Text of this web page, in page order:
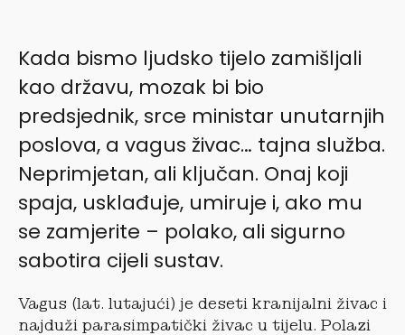
Kada bismo ljudsko tijelo zamišljali
kao državu, mozak bi bio
predsjednik, srce ministar unutarnjih
poslova, a vagus živac… tajna služba.
Neprimjetan, ali ključan. Onaj koji
spaja, usklađuje, umiruje i, ako mu
se zamjerite – polako, ali sigurno
sabotira cijeli sustav.
Vagus (lat. lutajući) je deseti kranijalni živac i
najduži parasimpatički živac u tijelu. Polazi